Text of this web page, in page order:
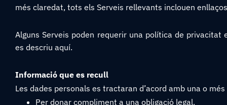
més claredat, tots els Serveis rellevants inclouen
Alguns Serveis poden requerir una política de
es descriu aquí.
Informació que es recull
Les dades personals es tractaran d’acord amb una o
Per donar compliment a una obligació legal.